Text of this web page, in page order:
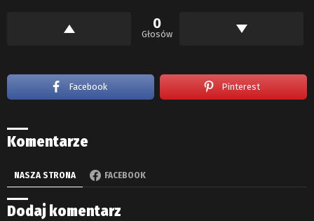
0
Głosów
Facebook Pinterest
Komentarze
NASZA STRONA FACEBOOK
Dodaj komentarz